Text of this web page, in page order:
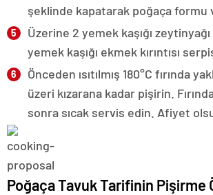
şeklinde kapatarak poğaça formu
Üzerine 2 yemek kaşığı
yemek kaşığı ekmek kırıntısı
Önceden ısıtılmış 180°C fırında
üzeri kızarana kadar pişirin.
sonra sıcak servis edin. Afiyet
Poğaça Tavuk Tarifinin Pişirme